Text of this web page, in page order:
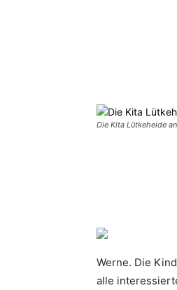
Die Kita Lütkeheide
Werne. Die
alle